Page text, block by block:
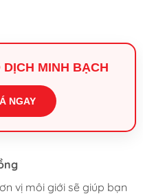
MINH BẠCH
NGAY
vị môi giới sẽ giúp bạn